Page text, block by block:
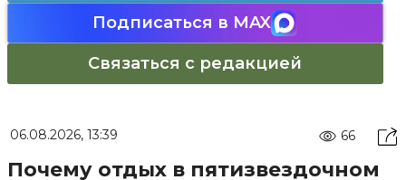
Подписаться в MAX
Связаться с редакцией
06.08.2026, 13:39 66
Почему отдых в пятизвездочном